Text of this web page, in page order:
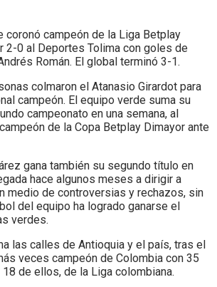
coronó campeón de la Liga Betplay
2-0 al Deportes Tolima con goles de
Román. El global terminó 3-1.
colmaron el Atanasio Girardot para
campeón. El equipo verde suma su
campeonato en una semana, al
de la Copa Betplay Dimayor ante
gana también su segundo título en
hace algunos meses a dirigir a
medio de controversias y rechazos, sin
del equipo ha logrado ganarse el
verdes.
las calles de Antioquia y el país, tras el
veces campeón de Colombia con 35
de ellos, de la Liga colombiana.